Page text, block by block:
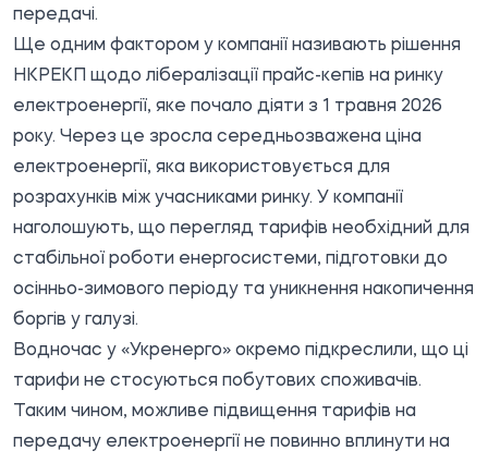
передачі.
Ще одним фактором у компанії називають рішення
НКРЕКП щодо лібералізації прайс-кепів на ринку
електроенергії, яке почало діяти з 1 травня 2026
року. Через це зросла середньозважена ціна
електроенергії, яка використовується для
розрахунків між учасниками ринку. У компанії
наголошують, що перегляд тарифів необхідний для
стабільної роботи енергосистеми, підготовки до
осінньо-зимового періоду та уникнення накопичення
боргів у галузі.
Водночас у «Укренерго» окремо підкреслили, що ці
тарифи не стосуються побутових споживачів.
Таким чином, можливе підвищення тарифів на
передачу електроенергії не повинно вплинути на